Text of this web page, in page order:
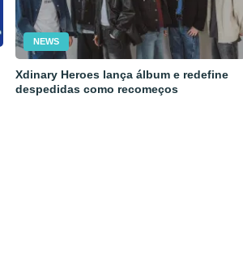
NEWS
Xdinary Heroes lança álbum e redefine
despedidas como recomeços